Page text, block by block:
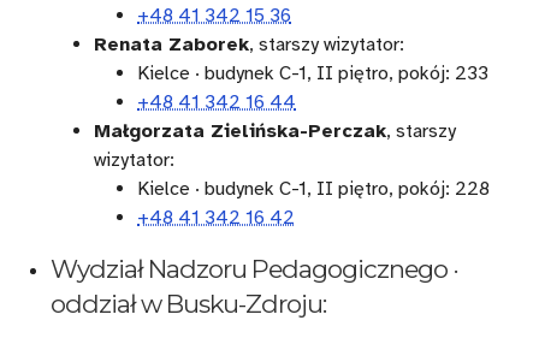
+48 41 342 15 36
Renata Zaborek, starszy wizytator:
Kielce · budynek C-1, II piętro, pokój: 233
+48 41 342 16 44
Małgorzata Zielińska-Perczak, starszy
wizytator:
Kielce · budynek C-1, II piętro, pokój: 228
+48 41 342 16 42
Wydział Nadzoru Pedagogicznego ·
oddział w Busku-Zdroju: